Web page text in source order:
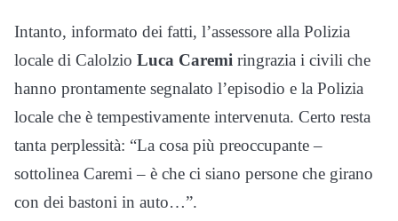
Intanto, informato dei fatti, l’assessore alla Polizia
locale di Calolzio Luca Caremi ringrazia i civili che
hanno prontamente segnalato l’episodio e la Polizia
locale che è tempestivamente intervenuta. Certo resta
tanta perplessità: “La cosa più preoccupante –
sottolinea Caremi – è che ci siano persone che girano
con dei bastoni in auto…”.